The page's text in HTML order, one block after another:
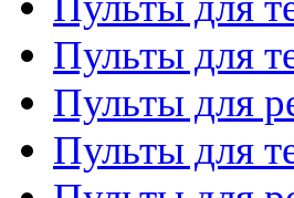
Пульты для
Пульты для
Пульты для